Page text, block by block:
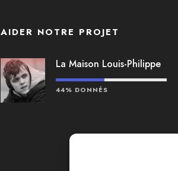
AIDER NOTRE PROJET
La Maison Louis-Philippe
44% DONNÉS